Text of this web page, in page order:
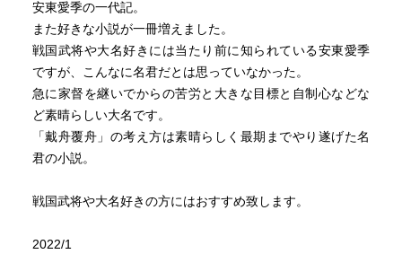
安東愛季の一代記。
また好きな小説が一冊増えました。
戦国武将や大名好きには当たり前に知られている安東愛季
ですが、こんなに名君だとは思っていなかった。
急に家督を継いでからの苦労と大きな目標と自制心などな
ど素晴らしい大名です。
「戴舟覆舟」の考え方は素晴らしく最期までやり遂げた名
君の小説。
戦国武将や大名好きの方にはおすすめ致します。
2022/1